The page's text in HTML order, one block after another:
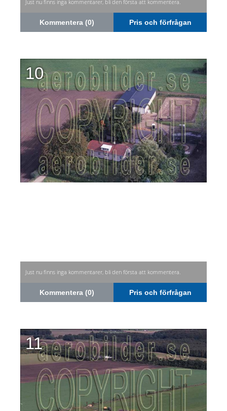
Just nu finns inga kommentarer, bli den första att kommentera.
Kommentera (0) Pris och förfrågan
10
Just nu finns inga kommentarer, bli den första att kommentera.
Kommentera (0) Pris och förfrågan
11